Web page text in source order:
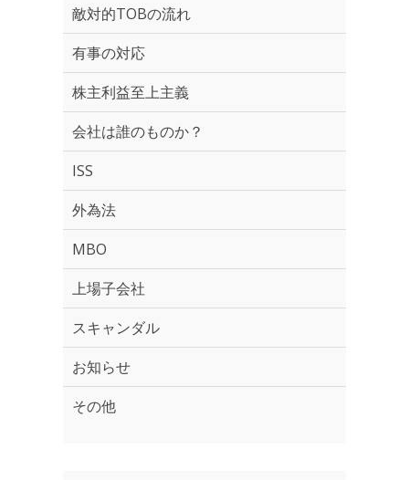
敵対的TOBの流れ
有事の対応
株主利益至上主義
会社は誰のものか？
ISS
外為法
MBO
上場子会社
スキャンダル
お知らせ
その他